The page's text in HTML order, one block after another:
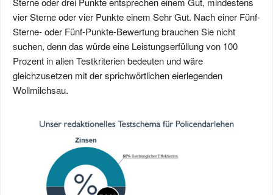
vier Sterne oder vier Punkte einem Sehr Gut. Nach einer Fünf-
Sterne- oder Fünf-Punkte-Bewertung brauchen Sie nicht
suchen, denn das würde eine Leistungserfüllung von 100
Prozent in allen Testkriterien bedeuten und wäre
gleichzusetzen mit der sprichwörtlichen eierlegenden
Wollmilchsau.